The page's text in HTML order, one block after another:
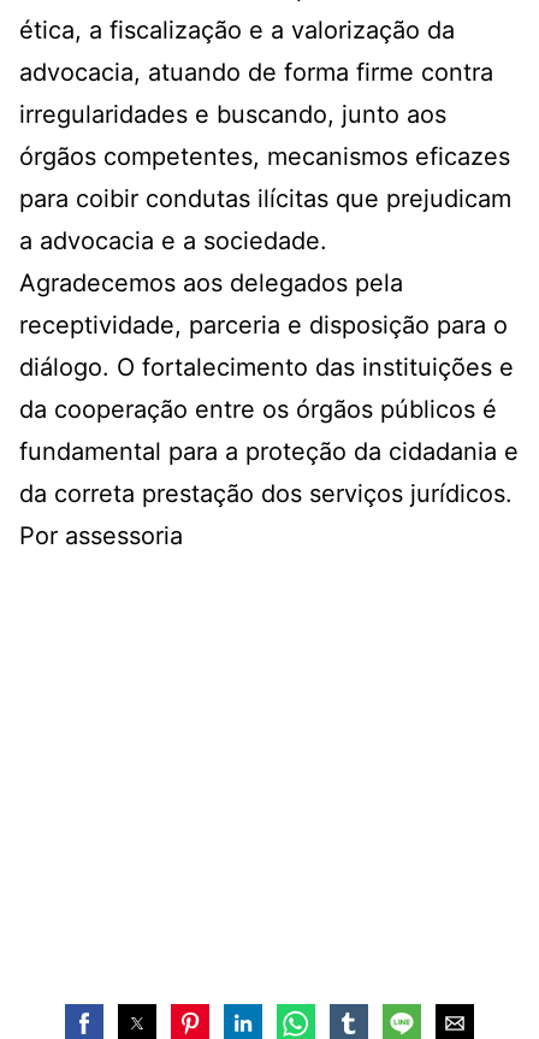
ética, a fiscalização e a valorização da
advocacia, atuando de forma firme contra
irregularidades e buscando, junto aos
órgãos competentes, mecanismos eficazes
para coibir condutas ilícitas que prejudicam
a advocacia e a sociedade.
Agradecemos aos delegados pela
receptividade, parceria e disposição para o
diálogo. O fortalecimento das instituições e
da cooperação entre os órgãos públicos é
fundamental para a proteção da cidadania e
da correta prestação dos serviços jurídicos.
Por assessoria